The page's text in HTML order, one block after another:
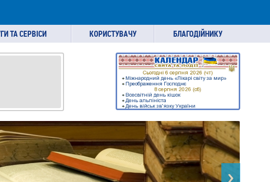
ТА СЕРВІСИ КОРИСТУВАЧУ БЛАГОДІЙНИКУ